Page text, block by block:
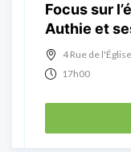
Focus sur
Authie et
4 Rue de
17h00